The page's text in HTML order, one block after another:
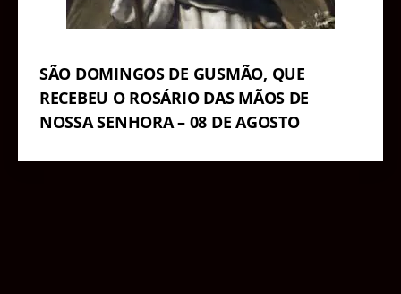
SÃO DOMINGOS DE GUSMÃO, QUE
RECEBEU O ROSÁRIO DAS MÃOS DE
NOSSA SENHORA – 08 DE AGOSTO